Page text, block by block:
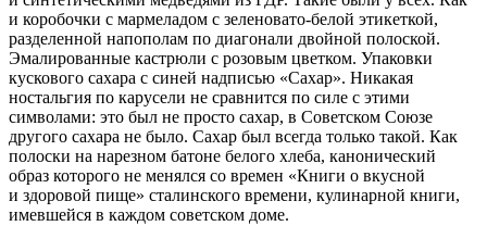
и коробочки с мармеладом с зеленовато-белой этикеткой,
разделенной напополам по диагонали двойной полоской.
Эмалированные кастрюли с розовым цветком. Упаковки
кускового сахара с синей надписью «Сахар». Никакая
ностальгия по карусели не сравнится по силе с этими
символами: это был не просто сахар, в Советском Союзе
другого сахара не было. Сахар был всегда только такой. Как
полоски на нарезном батоне белого хлеба, канонический
образ которого не менялся со времен «Книги о вкусной
и здоровой пище» сталинского времени, кулинарной книги,
имевшейся в каждом советском доме.